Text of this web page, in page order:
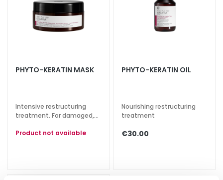
l
e
s
a
PHYTO-KERATIN MASK
Intensive restructuring
treatment. For damaged,
Product not available
PHYTO-KERATIN OIL
Nourishing restructuring
treatment
€30.00